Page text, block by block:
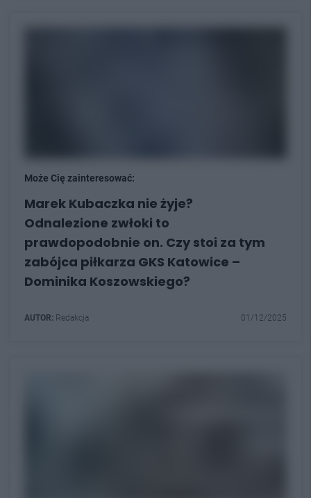
Może Cię zainteresować:
Marek Kubaczka nie żyje?
Odnalezione zwłoki to
prawdopodobnie on. Czy stoi za tym
zabójca piłkarza GKS Katowice –
Dominika Koszowskiego?
AUTOR: Redakcja 01/12/2025